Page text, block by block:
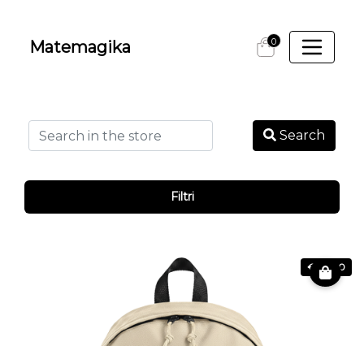
Matemagika 0
Search
€ 24.90
Filtri